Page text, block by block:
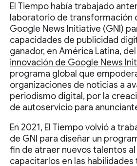
El Tiempo había trabajado
laboratorio de transformación
Google News Initiative (GNI)
capacidades de publicidad
ganador, en América Latina, del
innovación de Google News
programa global que
organizaciones de noticias a
periodismo digital, por la
de autoservicio para
En 2021, El Tiempo volvió a
de GNI para diseñar un
fin de atraer nuevos talentos
capacitarlos en las